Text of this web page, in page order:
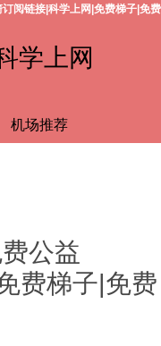
阅链接|科学上网|免费梯子|免
学上网
机场推荐
公益
费梯子|免费